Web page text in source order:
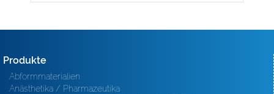
Produkte
Abformmaterialien
Anästhetika / Pharmazeutika